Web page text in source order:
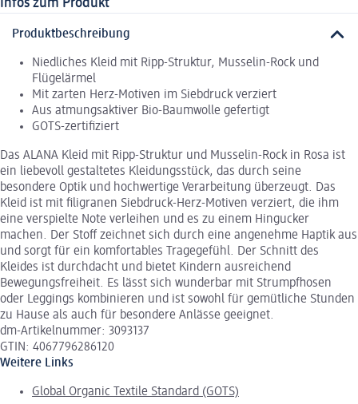
Infos zum Produkt
Produktbeschreibung
Niedliches Kleid mit Ripp-Struktur, Musselin-Rock und
Flügelärmel
Mit zarten Herz-Motiven im Siebdruck verziert
Aus atmungsaktiver Bio-Baumwolle gefertigt
GOTS-zertifiziert
Das ALANA Kleid mit Ripp-Struktur und Musselin-Rock in Rosa ist
ein liebevoll gestaltetes Kleidungsstück, das durch seine
besondere Optik und hochwertige Verarbeitung überzeugt. Das
Kleid ist mit filigranen Siebdruck-Herz-Motiven verziert, die ihm
eine verspielte Note verleihen und es zu einem Hingucker
machen. Der Stoff zeichnet sich durch eine angenehme Haptik aus
und sorgt für ein komfortables Tragegefühl. Der Schnitt des
Kleides ist durchdacht und bietet Kindern ausreichend
Bewegungsfreiheit. Es lässt sich wunderbar mit Strumpfhosen
oder Leggings kombinieren und ist sowohl für gemütliche Stunden
zu Hause als auch für besondere Anlässe geeignet.
dm-Artikelnummer: 3093137
GTIN: 4067796286120
Weitere Links
Global Organic Textile Standard (GOTS)